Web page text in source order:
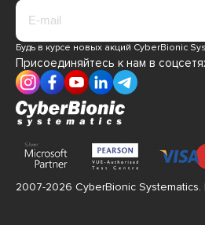
Будь в курсе новых акций CyberBionic
Присоединяйтесь к нам в
2007-2026 CyberBionic